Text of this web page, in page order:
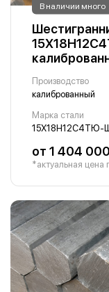
В наличии много
Производство
калиброванный
Марка стали
от 1 404
*актуальная цена